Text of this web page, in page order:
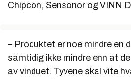
Chipcon, Sensonor og VINN
– Produktet er noe mindre en
samtidig ikke mindre enn at
av vinduet. Tyvene skal vite